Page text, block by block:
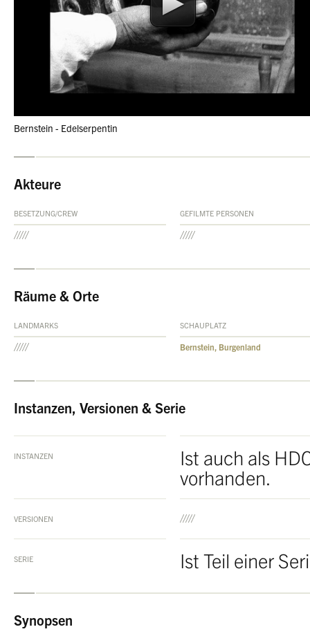
Bernstein - Edelserpentin
Akteure
BESETZUNG/CREW GEFILMTE PERSONEN
Räume & Orte
LANDMARKS SCHAUPLATZ
Bernstein, Burgenland
Instanzen, Versionen & Serie
INSTANZEN
Ist auch als
vorhanden.
VERSIONEN
SERIE Ist Teil einer
Synopsen